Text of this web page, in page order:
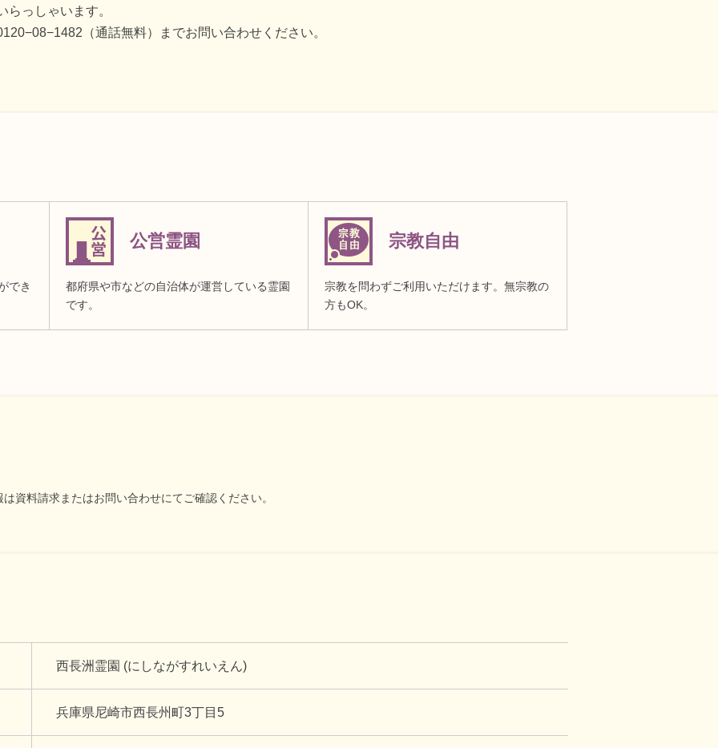
っしゃいます。
（通話無料）までお問い合わせください。
でき
公営霊園
都府県や市などの自治体が運営している霊園
です。
宗教自由
宗教を問わずご利用いただけます。無宗教の
方もOK。
資料請求またはお問い合わせにてご確認ください。
西長洲霊園 (にしながすれいえん)
兵庫県尼崎市西長州町3丁目5